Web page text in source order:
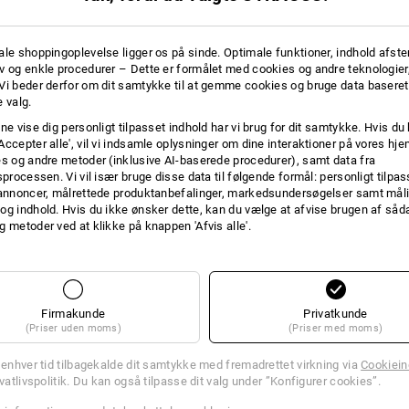
Sammenlign alle detaljer
shoppingoplevelse ligger os på sinde. Optimale funktioner, indhold
og enkle procedurer – Dette er formålet med cookies og andre
beder derfor om dit samtykke til at gemme cookies og bruge data
valg.
vise dig personligt tilpasset indhold har vi brug for dit samtykke. Hvis du
alle', vil vi indsamle oplysninger om dine interaktioner på vores
og andre metoder (inklusive AI-baserede procedurer), samt data fra
Vi vil især bruge disse data til følgende formål: personligt
målrettede produktanbefalinger, markedsundersøgelser samt
indhold. Hvis du ikke ønsker dette, kan du vælge at afvise brugen af
metoder ved at klikke på knappen 'Afvis alle'.
Firmakunde
(Priser uden moms)
Privatkunde
(Priser med moms)
tid tilbagekalde dit samtykke med fremadrettet virkning via
Du kan også tilpasse dit valg under ”Konfigurer cookies”.